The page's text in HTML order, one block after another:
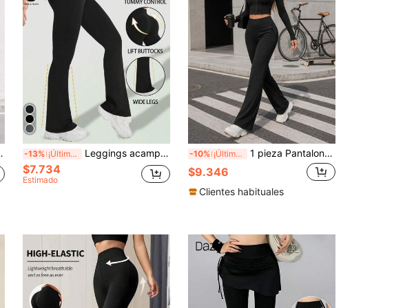
-13% ¡Últimos 3 días Leggings acampanados de cintura alta para mujer, leggings acampanados que levantan el trasero, pantalones de yoga acampanados y ajustados, leggings deportivos acampanados de un solo color, pantalones deportivos negros con control de abdomen, pantalones casuales ajustados, pantalones deportivos de primavera
$7.734
Estimado
-10% ¡Últimos 2 días 1 pieza Pantalones de yoga acampanados de cintura alta con banda ancha para mujer con bolsillos laterales para teléfono, pantalones largos acampanados versátiles negros para deportes de todas las estaciones
$9.346
Clientes habituales